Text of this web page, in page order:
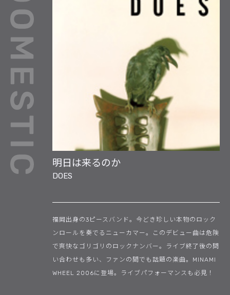
明日は来るのか
DOES
福岡出身の3ピースバンド。今どき珍しい本物のロック
ンロールを奏でるニューカマー。このデビュー曲は危険
で爽快なゴリゴリのロックナンバー。ライブ終了後の問
い合わせも多い、ファンの間でも話題の楽曲。MINAMI
WHEEL 2006に登場。ライブパフォーマンスも必見！